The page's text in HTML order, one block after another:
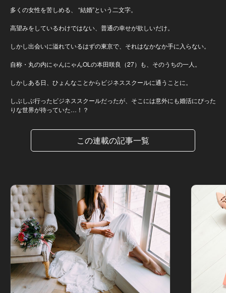
多くの女性を苦しめる、 “結婚”という二文字。
高望みをしているわけではない、普通の幸せが欲しいだけ。
しかし出会いに溢れているはずの東京で、それはなかなか手に入らない。
自称・丸の内にゃんにゃんOLの本田咲良（27）も、そのうちの一人。
しかしある日、ひょんなことからビジネススクールに通うことに。
しぶしぶ行ったビジネススクールだったが、そこには意外にも婚活にぴった
りな世界が待っていた…！？
この連載の記事一覧